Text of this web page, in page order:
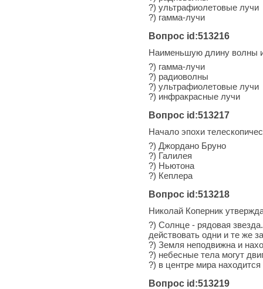
?) ультрафиолетовые лучи
?) гамма-лучи
Вопрос id:513216
Наименьшую длину волны
?) гамма-лучи
?) радиоволны
?) ультрафиолетовые лучи
?) инфракрасные лучи
Вопрос id:513217
Начало эпохи
?) Джордано Бруно
?) Галилея
?) Ньютона
?) Кеплера
Вопрос id:513218
Николай Коперник
?) Солнце - рядовая
действовать одни и те же
?) Земля неподвижна и
?) небесные тела могут
?) в центре мира
Вопрос id:513219